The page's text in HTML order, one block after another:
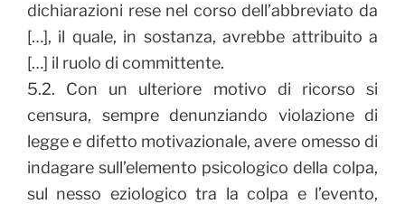
dichiarazioni rese nel corso dell’abbreviato da
[…], il quale, in sostanza, avrebbe attribuito a
[…] il ruolo di committente.
5.2. Con un ulteriore motivo di ricorso si
censura, sempre denunziando violazione di
legge e difetto motivazionale, avere omesso di
indagare sull’elemento psicologico della colpa,
sul nesso eziologico tra la colpa e l’evento,